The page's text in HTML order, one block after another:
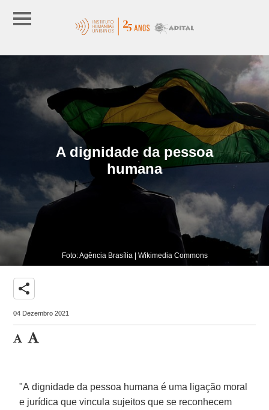
A dignidade da pessoa
humana
Foto: Agência Brasília | Wikimedia Commons
share
04 Dezembro 2021
"A dignidade da pessoa humana é uma ligação moral
e jurídica que vincula sujeitos que se reconhecem